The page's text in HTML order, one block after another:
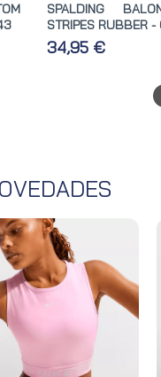
SPALDING
STRIPES RUBBER
34,95 €